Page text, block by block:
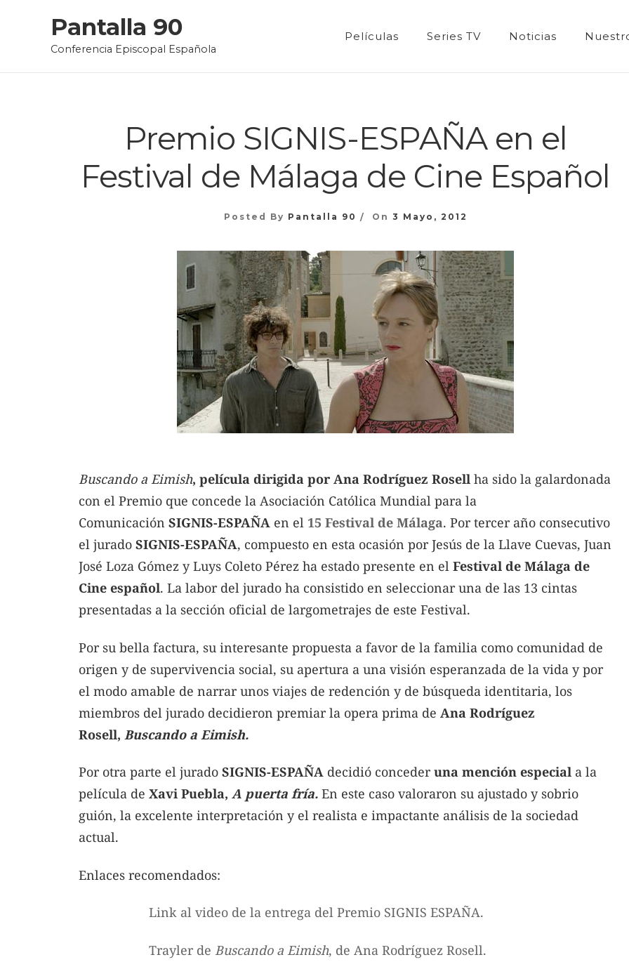
Pantalla 90
Conferencia Episcopal Española
Películas Series TV Noticias
Premio SIGNIS-ESPAÑA en el
Festival de Málaga de Cine Español
Posted By Pantalla 90 On 3 Mayo, 2012
Buscando a Eimish, película dirigida por Ana Rodríguez Rosell ha sido la galardonada
con el Premio que concede la Asociación Católica Mundial para la
Comunicación SIGNIS-ESPAÑA en el 15 Festival de Málaga. Por tercer año consecutivo
el jurado SIGNIS-ESPAÑA, compuesto en esta ocasión por Jesús de la Llave Cuevas, Juan
José Loza Gómez y Luys Coleto Pérez ha estado presente en el Festival de Málaga de
Cine español. La labor del jurado ha consistido en seleccionar una de las 13 cintas
presentadas a la sección oficial de largometrajes de este Festival.
Por su bella factura, su interesante propuesta a favor de la familia como comunidad de
origen y de supervivencia social, su apertura a una visión esperanzada de la vida y por
el modo amable de narrar unos viajes de redención y de búsqueda identitaria, los
miembros del jurado decidieron premiar la opera prima de Ana Rodríguez
Rosell, Buscando a Eimish.
Por otra parte el jurado SIGNIS-ESPAÑA decidió concederuna mención especial a la
película de Xavi Puebla, A puerta fría. En este caso valoraron su ajustado y sobrio
guión, la excelente interpretación y el realista e impactante análisis de la sociedad
actual.
Enlaces recomendados:
Link al video de la entrega del Premio SIGNIS ESPAÑA.
Trayler de Buscando a Eimish, de Ana Rodríguez Rosell.